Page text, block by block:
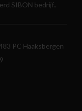
SIBON bedrijf..
PC Haaksbergen